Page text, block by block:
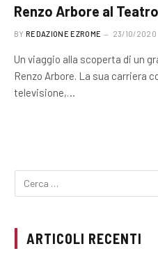
Renzo Arbore al
BY REDAZIONE EZROME 23/10/2020
Un viaggio alla scoperta di un
Renzo Arbore. La sua carriera
televisione,…
ARTICOLI RECENTI